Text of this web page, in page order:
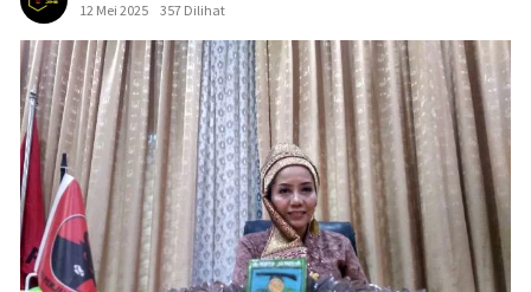
12 Mei 2025
357 Dilihat